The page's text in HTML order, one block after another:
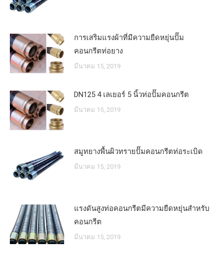
การเสริมแรงผ้าที่มีความยืดหยุ่นปั๊ม
คอนกรีตท่อยาง
มีนาคม 15, 2019
DN125 4 เลเยอร์ 5 นิ้วท่อปั๊มคอนกรีต
มีนาคม 15, 2019
สมูทยางพื้นผิวทรายปั๊มคอนกรีตท่อระเบิด
มีนาคม 15, 2019
แรงดันสูงท่อคอนกรีตมีความยืดหยุ่นสำหรับ
คอนกรีต
มีนาคม 15, 2019